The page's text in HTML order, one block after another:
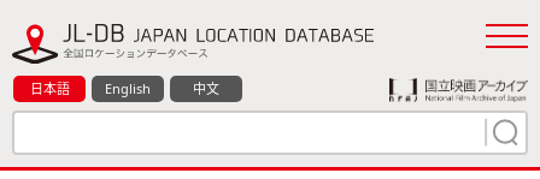
日本語 English 中文